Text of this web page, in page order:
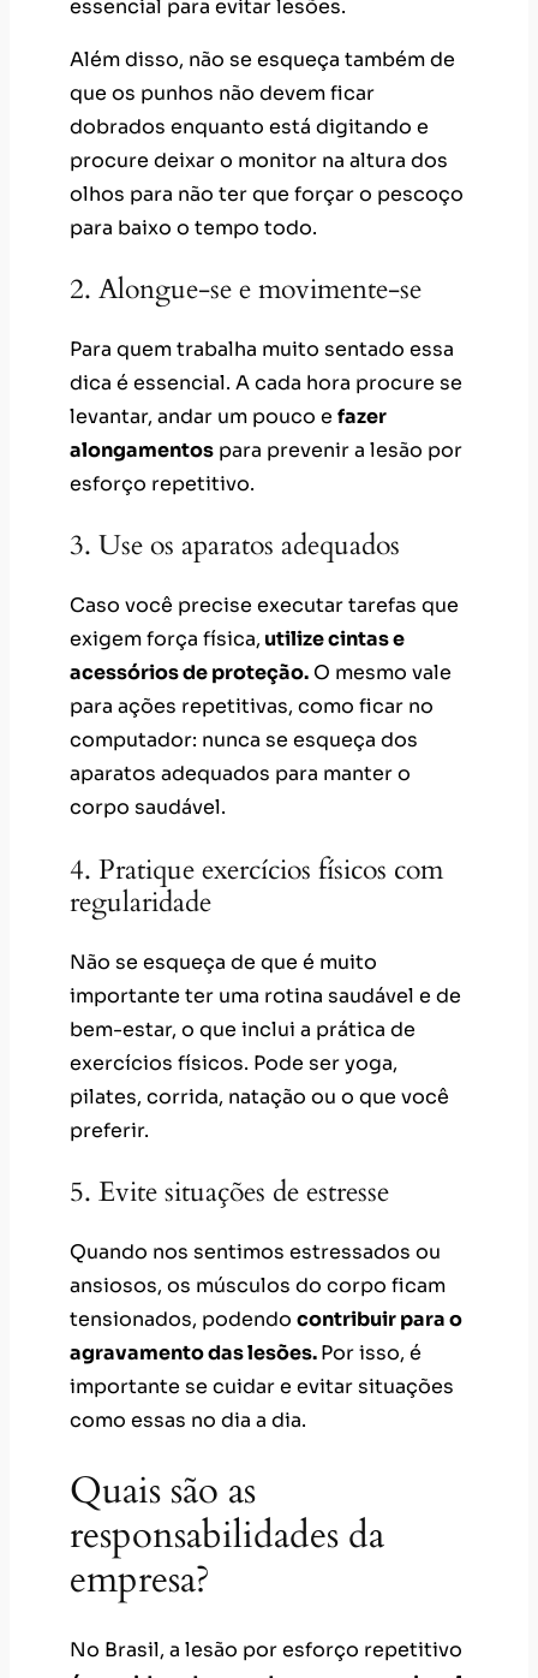
essencial para evitar lesões.
Além disso, não se esqueça também de
que os punhos não devem ficar
dobrados enquanto está digitando e
procure deixar o monitor na altura dos
olhos para não ter que forçar o pescoço
para baixo o tempo todo.
2. Alongue-se e movimente-se
Para quem trabalha muito sentado essa
dica é essencial. A cada hora procure se
levantar, andar um pouco e fazer
alongamentos para prevenir a lesão por
esforço repetitivo.
3. Use os aparatos adequados
Caso você precise executar tarefas que
exigem força física, utilize cintas e
acessórios de proteção. O mesmo vale
para ações repetitivas, como ficar no
computador: nunca se esqueça dos
aparatos adequados para manter o
corpo saudável.
4. Pratique exercícios físicos com
regularidade
Não se esqueça de que é muito
importante ter uma rotina saudável e de
bem-estar, o que inclui a prática de
exercícios físicos. Pode ser yoga,
pilates, corrida, natação ou o que você
preferir.
5. Evite situações de estresse
Quando nos sentimos estressados ou
ansiosos, os músculos do corpo ficam
tensionados, podendo contribuir para o
agravamento das lesões.Por isso, é
importante se cuidar e evitar situações
como essas no dia a dia.
Quais são as
responsabilidades da
empresa?
No Brasil, a lesão por esforço repetitivo